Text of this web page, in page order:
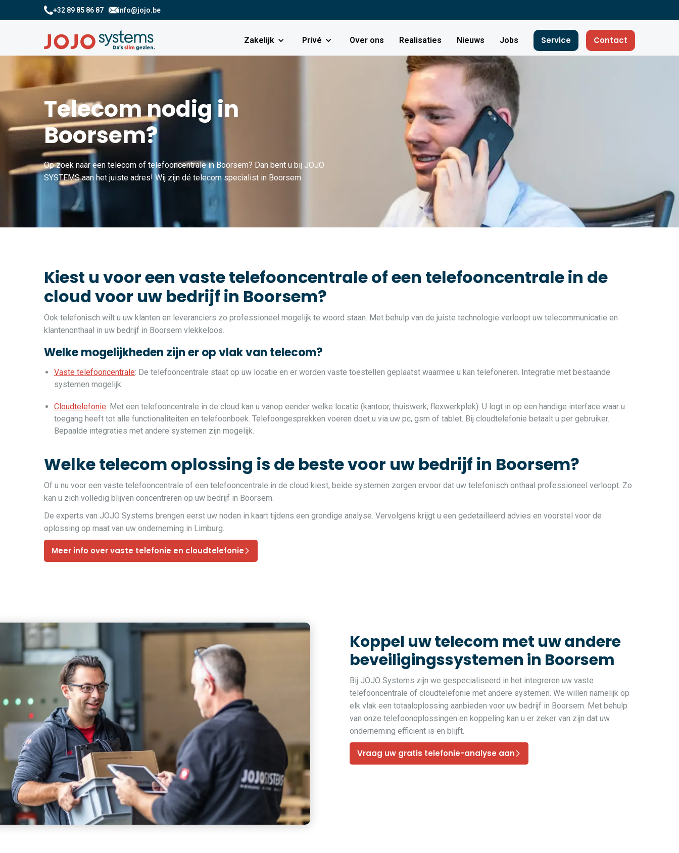
+32 89 85 86 87 info@jojo.be
Zakelijk Privé Over ons Realisaties Nieuws Jobs Service Contact
Telecom nodig in
Boorsem?
Op zoek naar een telecom of telefooncentrale in Boorsem? Dan bent u bij JOJO
SYSTEMS aan het juiste adres! Wij zijn dé telecom specialist in Boorsem.
Kiest u voor een vaste telefooncentrale of een telefooncentrale in de
cloud voor uw bedrijf in Boorsem?
Ook telefonisch wilt u uw klanten en leveranciers zo professioneel mogelijk te woord staan. Met behulp van de juiste technologie verloopt uw telecommunicatie en
klantenonthaal in uw bedrijf in Boorsem vlekkeloos.
Welke mogelijkheden zijn er op vlak van telecom?
Vaste telefooncentrale: De telefooncentrale staat op uw locatie en er worden vaste toestellen geplaatst waarmee u kan telefoneren. Integratie met bestaande
systemen mogelijk.
Cloudtelefonie: Met een telefooncentrale in de cloud kan u vanop eender welke locatie (kantoor, thuiswerk, flexwerkplek). U logt in op een handige interface waar u
toegang heeft tot alle functionaliteiten en telefoonboek. Telefoongesprekken voeren doet u via uw pc, gsm of tablet. Bij cloudtelefonie betaalt u per gebruiker.
Bepaalde integraties met andere systemen zijn mogelijk.
Welke telecom oplossing is de beste voor uw bedrijf in Boorsem?
Of u nu voor een vaste telefooncentrale of een telefooncentrale in de cloud kiest, beide systemen zorgen ervoor dat uw telefonisch onthaal professioneel verloopt. Zo
kan u zich volledig blijven concentreren op uw bedrijf in Boorsem.
De experts van JOJO Systems brengen eerst uw noden in kaart tijdens een grondige analyse. Vervolgens krijgt u een gedetailleerd advies en voorstel voor de
oplossing op maat van uw onderneming in Limburg.
Meer info over vaste telefonie en cloudtelefonie
Koppel uw telecom met uw andere
beveiligingssystemen in Boorsem
Bij JOJO Systems zijn we gespecialiseerd in het integreren uw vaste
telefooncentrale of cloudtelefonie met andere systemen. We willen namelijk op
elk vlak een totaaloplossing aanbieden voor uw bedrijf in Boorsem. Met behulp
van onze telefoonoplossingen en koppeling kan u er zeker van zijn dat uw
onderneming efficiënt is en blijft.
Vraag uw gratis telefonie-analyse aan